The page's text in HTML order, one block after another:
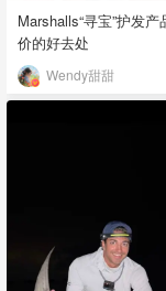
Marshalls“寻宝”护发
价的好去处
Wendy甜甜